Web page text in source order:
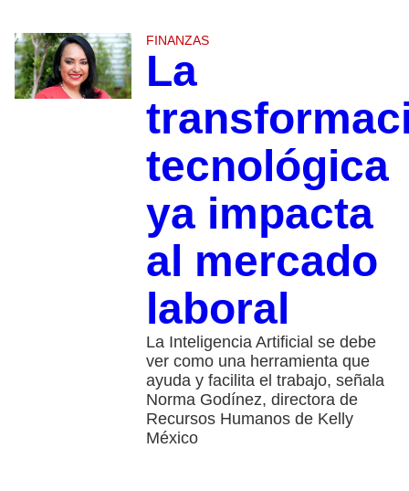
FINANZAS
La
tecnológica
ya impacta
al mercado
laboral
La Inteligencia Artificial se debe
ver como una herramienta que
ayuda y facilita el trabajo, señala
Norma Godínez, directora de
Recursos Humanos de Kelly
México